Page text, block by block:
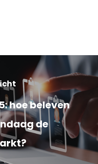
hoe beleven
de